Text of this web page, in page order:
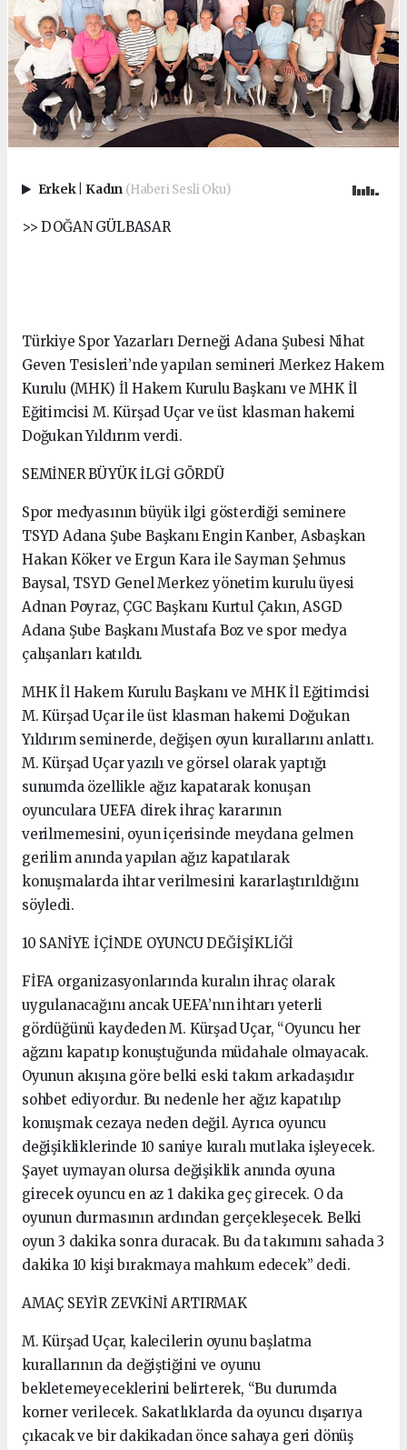
Erkek Kadın (Haberi Sesli Oku)
>> DOĞAN GÜLBASAR
Türkiye Spor Yazarları Derneği Adana Şubesi Nihat
Geven Tesisleri’nde yapılan semineri Merkez Hakem
Kurulu (MHK) İl Hakem Kurulu Başkanı ve MHK İl
Eğitimcisi M. Kürşad Uçar ve üst klasman hakemi
Doğukan Yıldırım verdi.
SEMİNER BÜYÜK İLGİ GÖRDÜ
Spor medyasının büyük ilgi gösterdiği seminere
TSYD Adana Şube Başkanı Engin Kanber, Asbaşkan
Hakan Köker ve Ergun Kara ile Sayman Şehmus
Baysal, TSYD Genel Merkez yönetim kurulu üyesi
Adnan Poyraz, ÇGC Başkanı Kurtul Çakın, ASGD
Adana Şube Başkanı Mustafa Boz ve spor medya
çalışanları katıldı.
MHK İl Hakem Kurulu Başkanı ve MHK İl Eğitimcisi
M. Kürşad Uçar ile üst klasman hakemi Doğukan
Yıldırım seminerde, değişen oyun kurallarını anlattı.
M. Kürşad Uçar yazılı ve görsel olarak yaptığı
sunumda özellikle ağız kapatarak konuşan
oyunculara UEFA direk ihraç kararının
verilmemesini, oyun içerisinde meydana gelmen
gerilim anında yapılan ağız kapatılarak
konuşmalarda ihtar verilmesini kararlaştırıldığını
söyledi.
10 SANİYE İÇİNDE OYUNCU DEĞİŞİKLİĞİ
FİFA organizasyonlarında kuralın ihraç olarak
uygulanacağını ancak UEFA’nın ihtarı yeterli
gördüğünü kaydeden M. Kürşad Uçar, “Oyuncu her
ağzını kapatıp konuştuğunda müdahale olmayacak.
Oyunun akışına göre belki eski takım arkadaşıdır
sohbet ediyordur. Bu nedenle her ağız kapatılıp
konuşmak cezaya neden değil. Ayrıca oyuncu
değişikliklerinde 10 saniye kuralı mutlaka işleyecek.
Şayet uymayan olursa değişiklik anında oyuna
girecek oyuncu en az 1 dakika geç girecek. O da
oyunun durmasının ardından gerçekleşecek. Belki
oyun 3 dakika sonra duracak. Bu da takımını sahada 3
dakika 10 kişi bırakmaya mahkum edecek” dedi.
AMAÇ SEYİR ZEVKİNİ ARTIRMAK
M. Kürşad Uçar, kalecilerin oyunu başlatma
kurallarının da değiştiğini ve oyunu
bekletemeyeceklerini belirterek, “Bu durumda
korner verilecek. Sakatlıklarda da oyuncu dışarıya
çıkacak ve bir dakikadan önce sahaya geri dönüş